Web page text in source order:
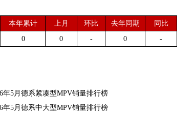
本年累计 上月 环比 去年同期
同比
0 0 - 0 -
年5月德系紧凑型MPV销量排行榜
年5月德系中大型MPV销量排行榜